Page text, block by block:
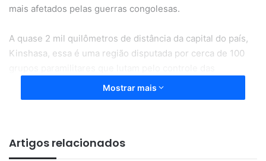
mais afetados pelas guerras congolesas.
A quase 2 mil quilômetros de distância da capital do país,
Kinshasa, essa é uma região disputada por cerca de 100
atividades minerais da RDC. Estima-se que milhões de
pessoas sejam refugiadas das guerras locais.
Mostrar mais
Artigos relacionados